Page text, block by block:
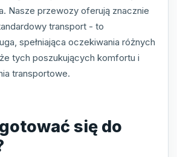
Nasze przewozy oferują znacznie
transport - to
spełniająca oczekiwania różnych
tych poszukujących komfortu i
transportowe.
się do